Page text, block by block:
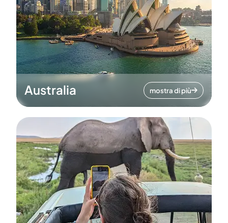
Australia mostra di più